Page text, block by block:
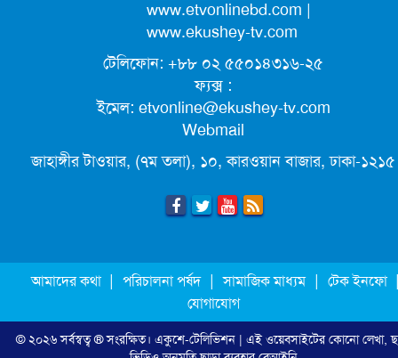
পদোন্নতি পেয়ে সচিব হলেন ২ কর্মকর্তা
লিগ্যাল এইডের মাধ্যমে সন্তান ফিরে পেল
সেই কিশোরী মা জুঁই
জেট ফুয়েলের দাম কমলো লিটারে ১৯ টাকা
মূল্যস্ফীতি কমে জুনে ৯ দশমিক ১৬ শতাংশ
ছুটিতে গিয়ে না ফিরলে ৩ বছরের নিষেধাজ্ঞা,
নতুন নিয়ম সৌদির
এনবিআরের সবাই প্রস্তুত, রাজস্ব আদায়ের
www.etvonlinebd.com |
www.ekushey-tv.com
টেলিফোন: +৮৮ ০২ ৫৫০১৪৩১৬-২৫
ফ্যক্স :
ইমেল: etvonline@ekushey-tv.com
Webmail
জাহাঙ্গীর টাওয়ার, (৭ম তলা), ১০, কারওয়ান বাজার, ঢাকা-১২১৫
আমাদের কথা | পরিচালনা পর্ষদ | সামাজিক মাধ্যম | টেক ইনফো
যোগাযোগ
© ২০২৬ সর্বস্বত্ব ® সংরক্ষিত। একুশে-টেলিভিশন | এই ওয়েবসাইটের কোনো লেখা,